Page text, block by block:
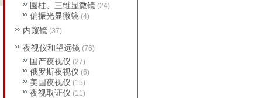
圆柱、三维显微镜 (24)
偏振光显微镜 (4)
内窥镜 (37)
夜视仪和望远镜 (76)
国产夜视仪 (27)
俄罗斯夜视仪 (6)
美国夜视仪 (15)
夜视取证仪 (11)